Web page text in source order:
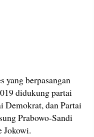
yang berpasangan
didukung partai
Demokrat, dan Partai
Prabowo-Sandi
Jokowi.